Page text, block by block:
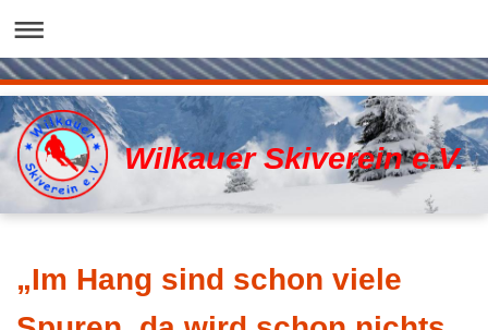
Wilkauer Skiverein e.V.
„Im Hang sind schon viele